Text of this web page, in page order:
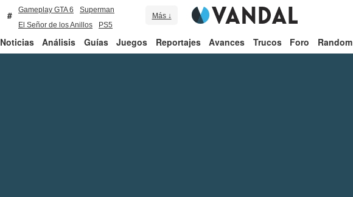
Gameplay GTA 6
Superman
El Señor de los Anillos
PS5
Más ↓
Noticias Análisis Guías Juegos Reportajes Avances Trucos Foro Random